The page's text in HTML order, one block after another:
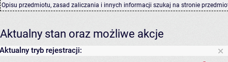
Opisu przedmiotu, zasad zaliczania i innych informacji szukaj na stronie
Aktualny stan oraz możliwe akcje
Aktualny tryb rejestracji: